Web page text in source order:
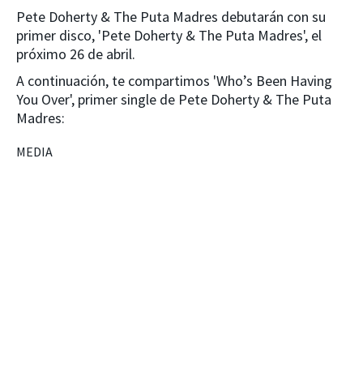
Pete Doherty & The Puta Madres debutarán con su
primer disco, 'Pete Doherty & The Puta Madres', el
próximo 26 de abril.
A continuación, te compartimos 'Who’s Been Having
You Over', primer single de Pete Doherty & The Puta
Madres:
MEDIA